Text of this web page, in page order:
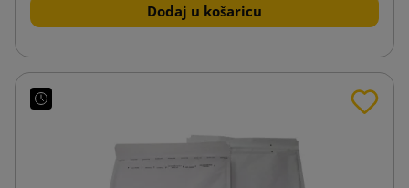
Dodaj u košaricu